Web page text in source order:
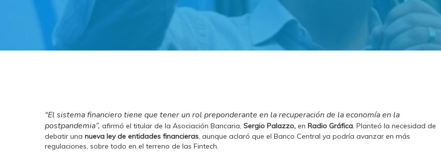
“El sistema financiero tiene que tener un rol preponderante en la recuperación de la economía en la
postpandemia”, afirmó el titular de la Asociación Bancaria, Sergio Palazzo, en Radio Gráfica. Planteó la necesidad de
debatir una nueva ley de entidades financieras, aunque aclaró que el Banco Central ya podría avanzar en más
regulaciones, sobre todo en el terreno de las Fintech.